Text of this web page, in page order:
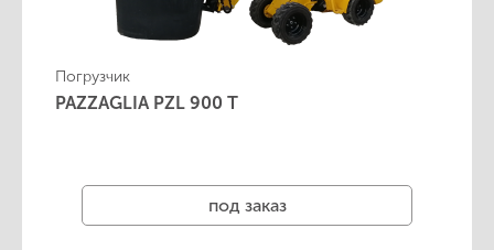
Погрузчик
PAZZAGLIA PZL 900 Т
под заказ